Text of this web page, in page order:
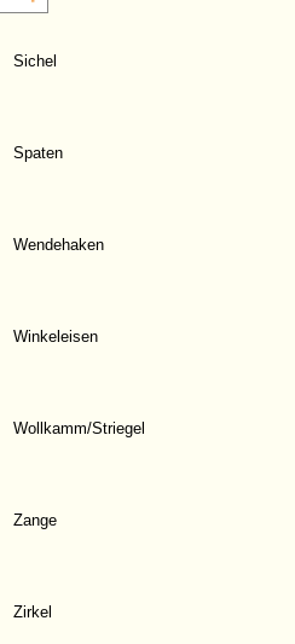
Sichel
Spaten
Wendehaken
Winkeleisen
Wollkamm/Striegel
Zange
Zirkel